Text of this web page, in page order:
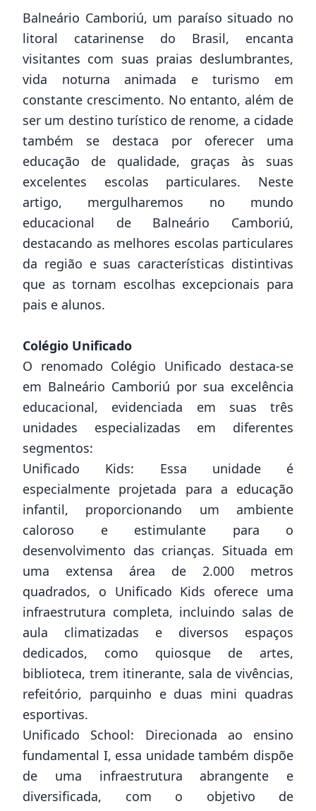
Balneário Camboriú, um paraíso situado no
litoral catarinense do Brasil, encanta
visitantes com suas praias deslumbrantes,
vida noturna animada e turismo em
constante crescimento. No entanto, além de
ser um destino turístico de renome, a cidade
também se destaca por oferecer uma
educação de qualidade, graças às suas
excelentes escolas particulares. Neste
artigo, mergulharemos no mundo
educacional de Balneário Camboriú,
destacando as melhores escolas particulares
da região e suas características distintivas
que as tornam escolhas excepcionais para
pais e alunos.
Colégio Unificado
O renomado Colégio Unificado destaca-se
em Balneário Camboriú por sua excelência
educacional, evidenciada em suas três
unidades especializadas em diferentes
segmentos:
Unificado Kids: Essa unidade é
especialmente projetada para a educação
infantil, proporcionando um ambiente
caloroso e estimulante para o
desenvolvimento das crianças. Situada em
uma extensa área de 2.000 metros
quadrados, o Unificado Kids oferece uma
infraestrutura completa, incluindo salas de
aula climatizadas e diversos espaços
dedicados, como quiosque de artes,
biblioteca, trem itinerante, sala de vivências,
refeitório, parquinho e duas mini quadras
esportivas.
Unificado School: Direcionada ao ensino
fundamental I, essa unidade também dispõe
de uma infraestrutura abrangente e
diversificada, com o objetivo de